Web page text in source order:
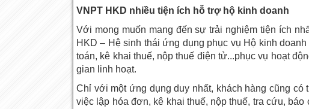
VNPT HKD nhiều tiện ích hỗ trợ hộ kinh doanh
Với mong muốn mang đến sự trải nghiệm tiện ích
HKD – Hệ sinh thái ứng dụng phục vụ Hộ kinh
toán, kê khai thuế, nộp thuế điện tử...phục vụ hoạt
gian linh hoạt.
Chỉ với một ứng dụng duy nhất, khách hàng cũng có
việc lập hóa đơn, kê khai thuế, nộp thuế, tra cứu,